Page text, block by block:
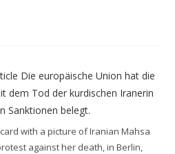
with a picture of Iranian Mahsa
against her death, in Berlin,